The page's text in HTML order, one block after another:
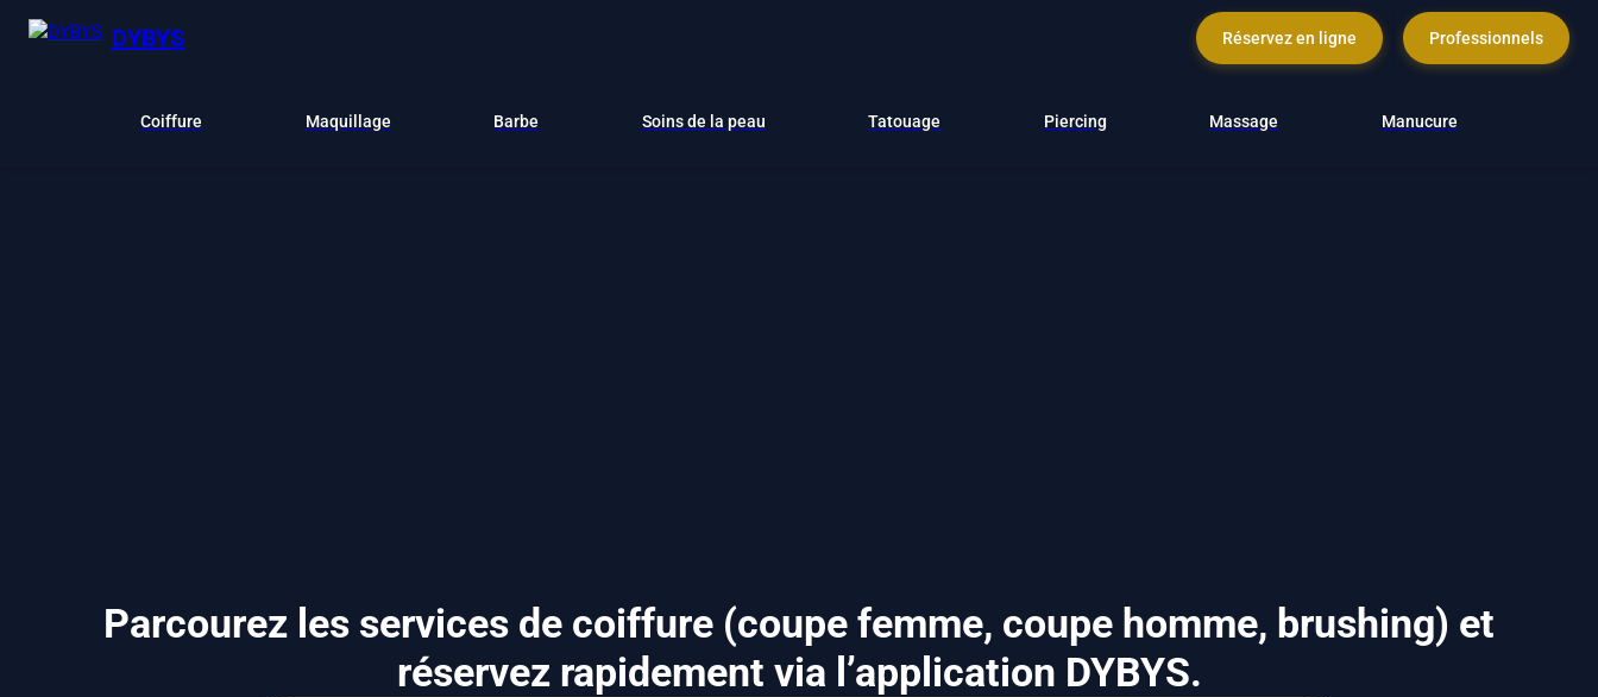
DYBYS Réservez en ligne Professionnels
Coiffure Maquillage Barbe Soins de la peau Tatouage Piercing Massage Manucure
Parcourez les services de coiffure (coupe femme, coupe homme, brushing) et
réservez rapidement via l’application DYBYS.